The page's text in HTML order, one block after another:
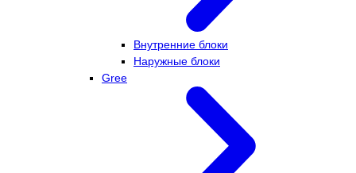
Внутренние блоки
Наружные блоки
Gree